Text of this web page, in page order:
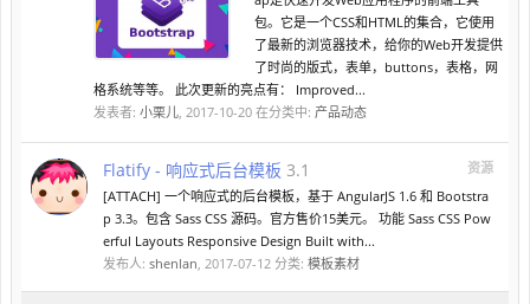
包。它是一个CSS和HTML的集合，它使用
了最新的浏览器技术，给你的Web开发提供
了时尚的版式，表单，buttons，表格，网
格系统等等。 此次更新的亮点有： Improved...
发表者: 小栗儿, 2017-10-20 在分类中: 产品动态
资源
Flatify - 响应式后台模板 3.1
[ATTACH] 一个响应式的后台模板，基于 AngularJS 1.6 和 Bootstra
p 3.3。包含 Sass CSS 源码。官方售价15美元。 功能 Sass CSS Pow
erful Layouts Responsive Design Built with...
发布人: shenlan, 2017-07-12 分类: 模板素材